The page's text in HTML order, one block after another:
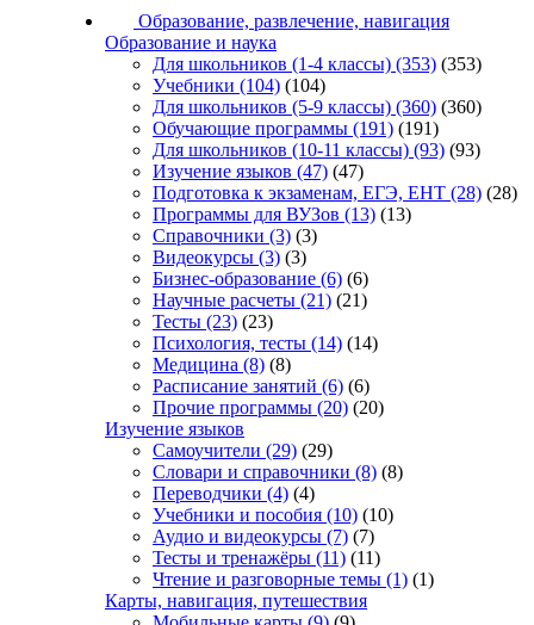
Образование, развлечение, навигация
Образование и наука
Для школьников (1-4 классы) (353) (353)
Учебники (104) (104)
Для школьников (5-9 классы) (360) (360)
Обучающие программы (191) (191)
Для школьников (10-11 классы) (93) (93)
Изучение языков (47) (47)
Подготовка к экзаменам, ЕГЭ, ЕНТ (28) (28)
Программы для ВУЗов (13) (13)
Справочники (3) (3)
Видеокурсы (3) (3)
Бизнес-образование (6) (6)
Научные расчеты (21) (21)
Тесты (23) (23)
Психология, тесты (14) (14)
Медицина (8) (8)
Расписание занятий (6) (6)
Прочие программы (20) (20)
Изучение языков
Самоучители (29) (29)
Словари и справочники (8) (8)
Переводчики (4) (4)
Учебники и пособия (10) (10)
Аудио и видеокурсы (7) (7)
Тесты и тренажёры (11) (11)
Чтение и разговорные темы (1) (1)
Карты, навигация, путешествия